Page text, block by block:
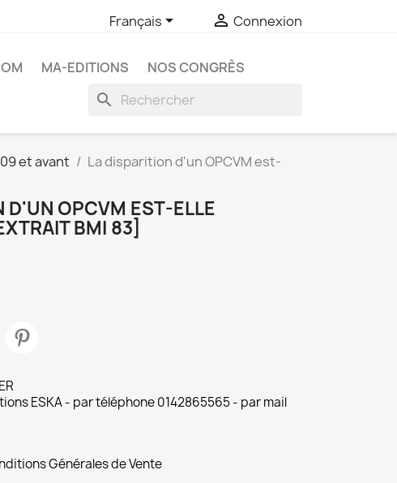
Français  Connexion
MA-EDITIONS NOS CONGRÈS
search
et avant
La disparition d'un OPCVM est-
D'UN OPCVM EST-ELLE
BMI 83]
ESKA - par téléphone 0142865565 - par mail
Générales de Vente